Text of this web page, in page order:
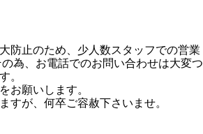
防止のため、少人数スタッフでの営業
為、お電話でのお問い合わせは大変つ
。
お願いします。
すが、何卒ご容赦下さいませ。